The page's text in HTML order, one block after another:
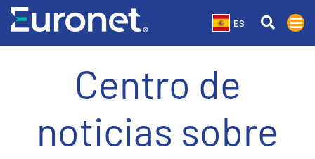
ES
Centro de
noticias sobre